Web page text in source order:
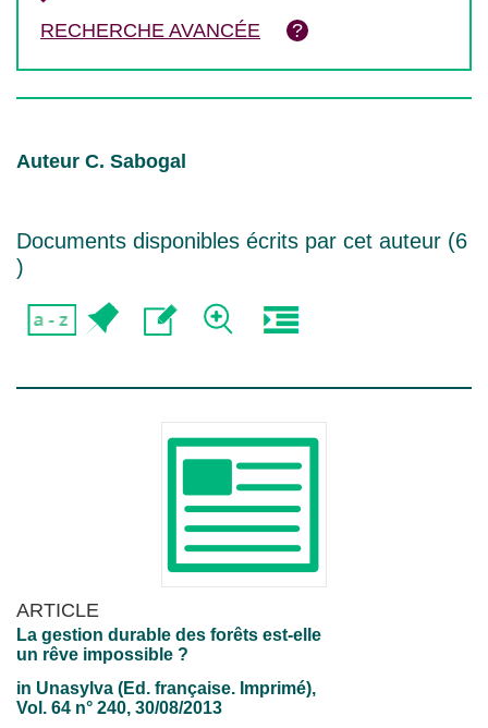
RECHERCHE AVANCÉE
Auteur C. Sabogal
Documents disponibles écrits par cet auteur (6
)
ARTICLE
La gestion durable des forêts est-elle
un rêve impossible ?
in Unasylva (Ed. française. Imprimé),
Vol. 64 n° 240, 30/08/2013